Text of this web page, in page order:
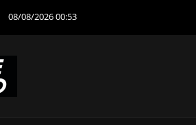
08/08/2026 00:53